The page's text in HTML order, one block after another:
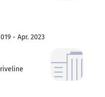
- Apr. 2023